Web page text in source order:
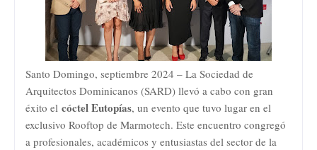
Santo Domingo, septiembre 2024 – La Sociedad de
Arquitectos Dominicanos (SARD) llevó a cabo con gran
éxito el cóctel Eutopías, un evento que tuvo lugar en el
exclusivo Rooftop de Marmotech. Este encuentro congregó
a profesionales, académicos y entusiastas del sector de la